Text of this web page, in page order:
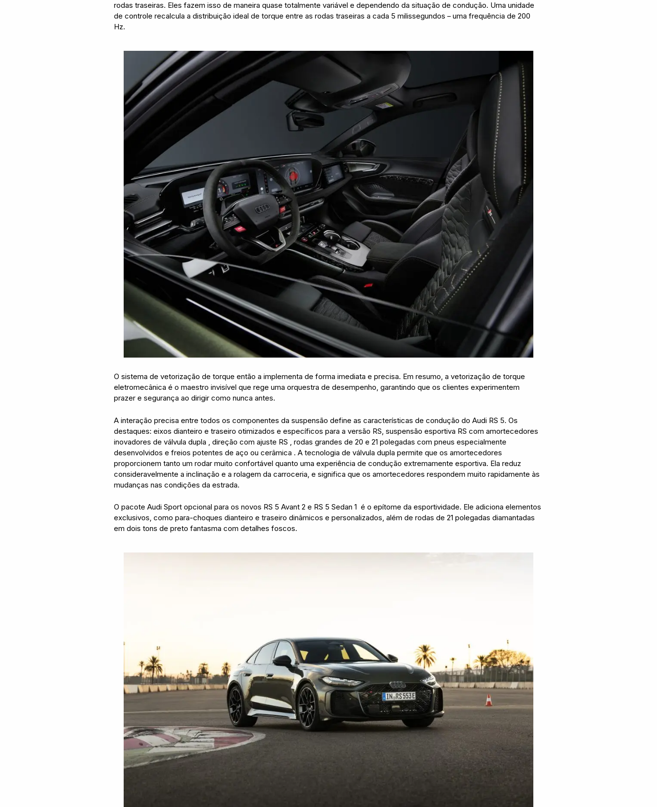
rodas traseiras. Eles fazem isso de maneira quase totalmente variável e dependendo da situação de condução. Uma unidade
de controle recalcula a distribuição ideal de torque entre as rodas traseiras a cada 5 milissegundos – uma frequência de 200
Hz.
O sistema de vetorização de torque então a implementa de forma imediata e precisa. Em resumo, a vetorização de torque
eletromecânica é o maestro invisível que rege uma orquestra de desempenho, garantindo que os clientes experimentem
prazer e segurança ao dirigir como nunca antes.
A interação precisa entre todos os componentes da suspensão define as características de condução do Audi RS 5. Os
destaques: eixos dianteiro e traseiro otimizados e específicos para a versão RS, suspensão esportiva RS com amortecedores
inovadores de válvula dupla , direção com ajuste RS , rodas grandes de 20 e 21 polegadas com pneus especialmente
desenvolvidos e freios potentes de aço ou cerâmica . A tecnologia de válvula dupla permite que os amortecedores
proporcionem tanto um rodar muito confortável quanto uma experiência de condução extremamente esportiva. Ela reduz
consideravelmente a inclinação e a rolagem da carroceria, e significa que os amortecedores respondem muito rapidamente às
mudanças nas condições da estrada.
O pacote Audi Sport opcional para os novos RS 5 Avant2 e RS 5 Sedan1 é o epítome da esportividade. Ele adiciona elementos
exclusivos, como para-choques dianteiro e traseiro dinâmicos e personalizados, além de rodas de 21 polegadas diamantadas
em dois tons de preto fantasma com detalhes foscos.